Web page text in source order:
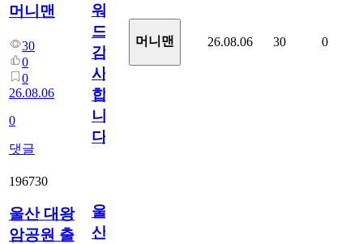
머니맨
30
0
0
26.08.06
0
댓글
워
드
감
사
합
니
다
머니맨 26.08.06 30 0
196730
울산 대왕
암공원 출
울
산